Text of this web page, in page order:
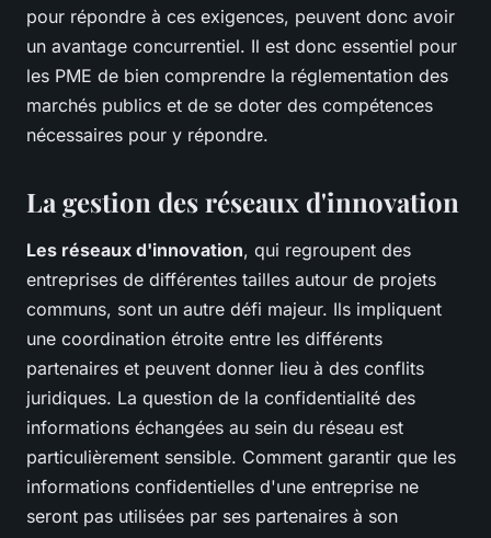
pour répondre à ces exigences, peuvent donc avoir
un avantage concurrentiel. Il est donc essentiel pour
les PME de bien comprendre la réglementation des
marchés publics et de se doter des compétences
nécessaires pour y répondre.
La gestion des réseaux d'innovation
Les réseaux d'innovation, qui regroupent des
entreprises de différentes tailles autour de projets
communs, sont un autre défi majeur. Ils impliquent
une coordination étroite entre les différents
partenaires et peuvent donner lieu à des conflits
juridiques. La question de la confidentialité des
informations échangées au sein du réseau est
particulièrement sensible. Comment garantir que les
informations confidentielles d'une entreprise ne
seront pas utilisées par ses partenaires à son